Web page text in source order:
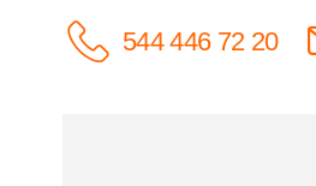
544 446 72 20